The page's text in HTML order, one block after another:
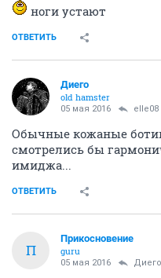
ноги устают
ОТВЕТИТЬ
Диего
old hamster
05 мая 2016 elle08
Обычные кожаные
смотрелись бы
имиджа...
ОТВЕТИТЬ
П
Прикосновение
guru
05 мая 2016 Диего